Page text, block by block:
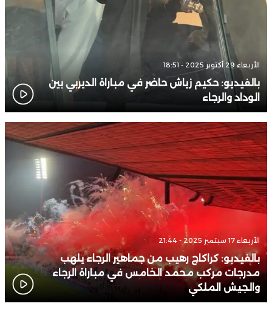
الأربعاء 29 أكتوبر 2025 - 18:51
بالفيديو: حكيم زياش حاضر في مباراة الديربي بين
الوداد والرجاء
الأربعاء 17 سبتمبر 2025 - 21:44
بالفيدبو: كراكاج رهيب من جماهير الرجاء يلهب
مدرجات مركب محمد الخامس في مباراة الرجاء
والجيش الملكي